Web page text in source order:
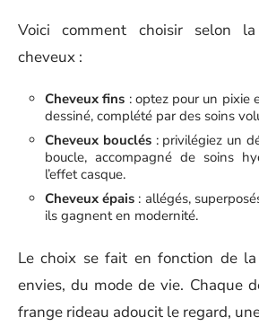
Voici comment choisir selon
cheveux :
Cheveux fins : optez pour un pixie
dessiné, complété par des soins
Cheveux bouclés: privilégiez un
boucle, accompagné de soins
l’effet casque.
Cheveux épais : allégés,
ils gagnent en modernité.
Le choix se fait en fonction de
envies, du mode de vie. Chaque
frange rideau adoucit le regard,